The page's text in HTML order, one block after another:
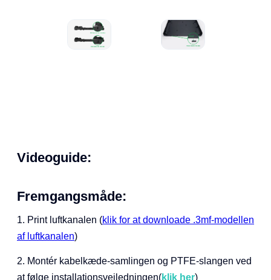
Videoguide:
Fremgangsmåde:
1. Print luftkanalen (klik for at downloade .3mf-modellen
af luftkanalen)
2. Montér kabelkæde-samlingen og PTFE-slangen ved
at følge installationsvejledningen(klik her)